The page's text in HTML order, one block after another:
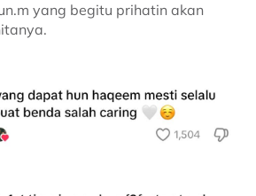
yang begitu prihatin akan